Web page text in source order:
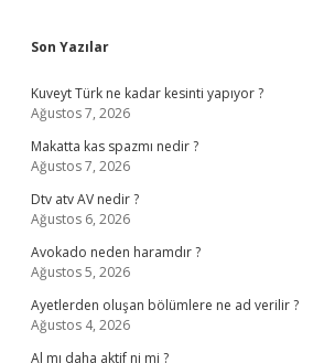
Sidebar
Son Yazılar
Kuveyt Türk ne kadar kesinti yapıyor ?
Ağustos 7, 2026
Makatta kas spazmı nedir ?
Ağustos 7, 2026
Dtv atv AV nedir ?
Ağustos 6, 2026
Avokado neden haramdır ?
Ağustos 5, 2026
Ayetlerden oluşan bölümlere ne ad verilir ?
Ağustos 4, 2026
Al mı daha aktif ni mi ?